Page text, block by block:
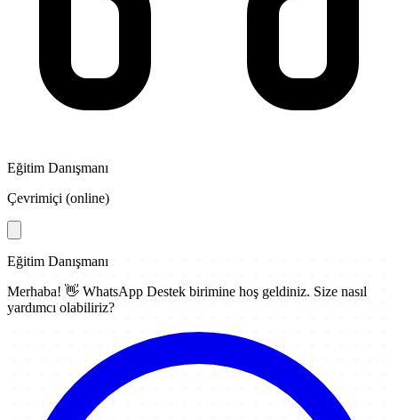
Eğitim Danışmanı
Çevrimiçi (online)
Eğitim Danışmanı
Merhaba! 👋 WhatsApp Destek birimine hoş geldiniz. Size nasıl
yardımcı olabiliriz?